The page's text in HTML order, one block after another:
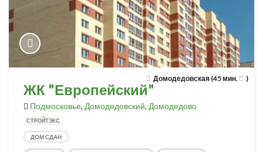
Домодедовская (45 мин. )
ЖК "Европейский"
Подмосковье, Домодедовский, Домодедово
СТРОЙТЭКС
ДОМ СДАН